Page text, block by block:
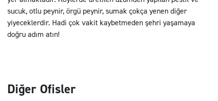
sucuk, otlu peynir, örgü peynir, sumak çokça yenen diğer
yiyeceklerdir. Hadi çok vakit kaybetmeden şehri yaşamaya
doğru adım atın!
Diğer Ofisler